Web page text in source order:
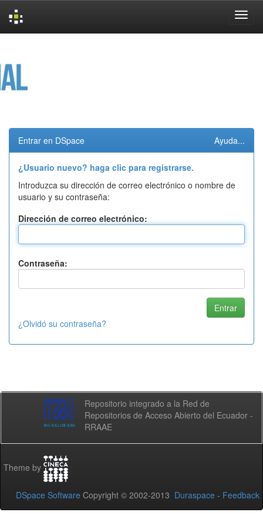
Entrar en DSpace Ayuda...
¿Usuario nuevo? haga clic para registrarse.
Introduzca su dirección de correo electrónico o nombre de
usuario y su contraseña:
Dirección de correo electrónico:
Contraseña:
¿Olvidó su contraseña?
Repositorio integrado a la Red de
Repositorios de Acceso Abierto del Ecuador -
RRAAE
Theme by
DSpace Software Copyright © 2002-2013 Duraspace - Feedback